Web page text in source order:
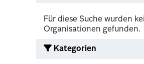
Für diese Suche wurden
Organisationen gefunden.
Kategorien